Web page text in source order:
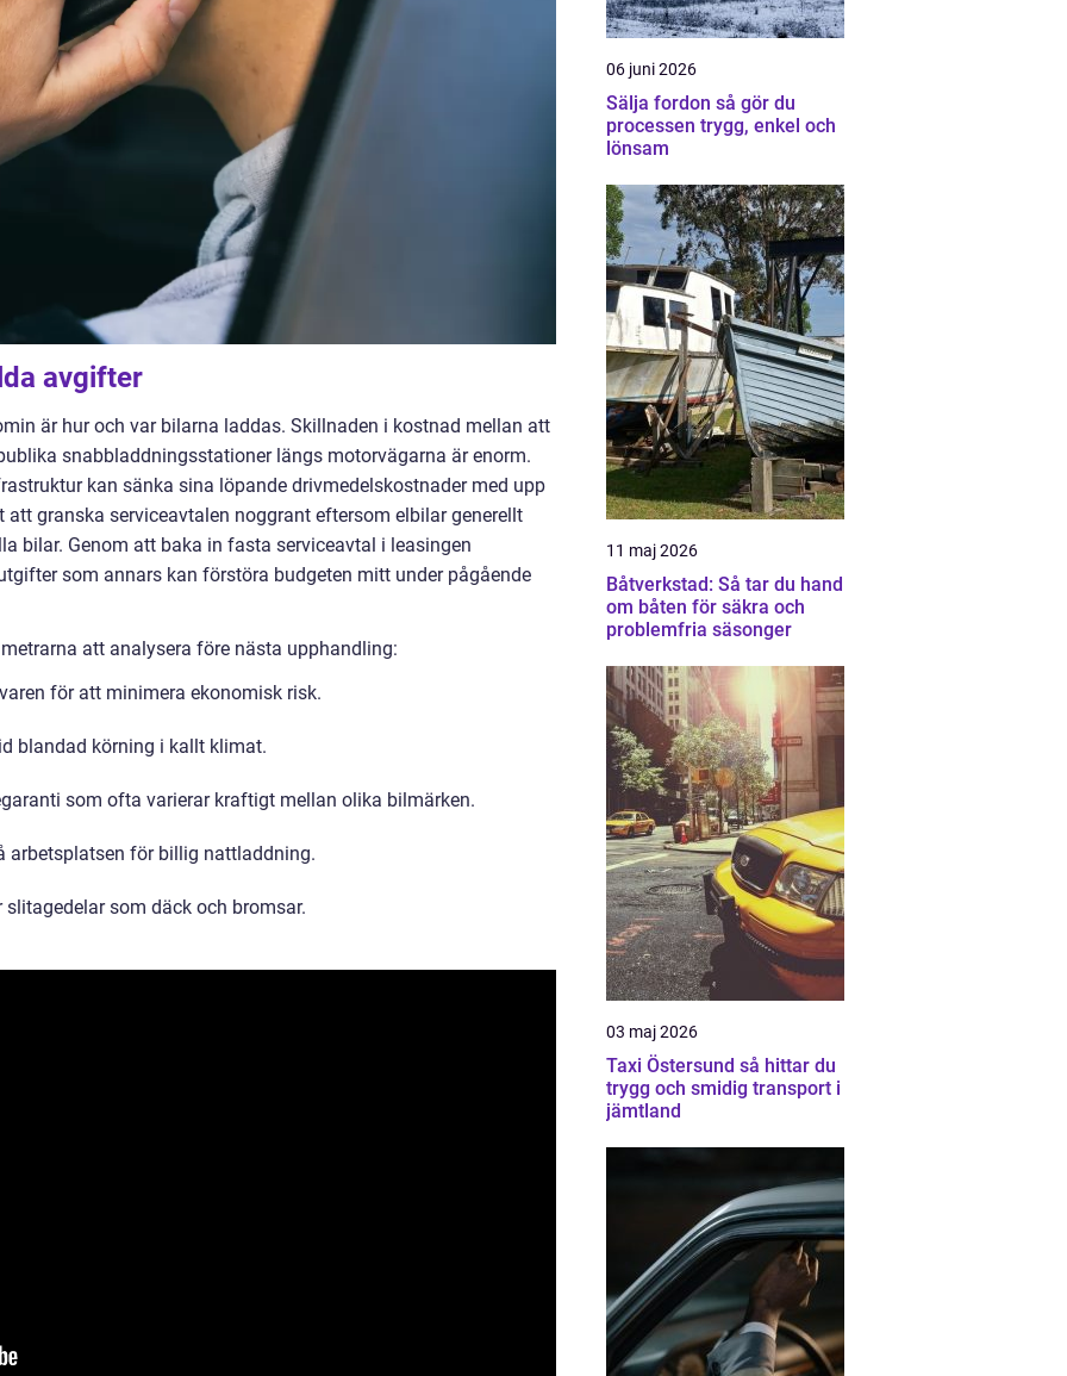
avgifter
är hur och var bilarna laddas. Skillnaden i kostnad mellan att
snabbladdningsstationer längs motorvägarna är enorm.
kan sänka sina löpande drivmedelskostnader med upp
granska serviceavtalen noggrant eftersom elbilar generellt
bilar. Genom att baka in fasta serviceavtal i leasingen
som annars kan förstöra budgeten mitt under pågående
att analysera före nästa upphandling:
för att minimera ekonomisk risk.
blandad körning i kallt klimat.
som ofta varierar kraftigt mellan olika bilmärken.
arbetsplatsen för billig nattladdning.
som däck och bromsar.
06 juni 2026
Sälja fordon så gör du
processen trygg, enkel och
lönsam
11 maj 2026
Båtverkstad: Så tar du hand
om båten för säkra och
problemfria säsonger
03 maj 2026
Taxi Östersund så hittar du
trygg och smidig transport i
jämtland